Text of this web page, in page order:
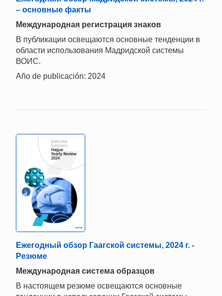
– основные факты
Международная регистрация знаков
В публикации освещаются основные тенденции в
области использования Мадридской системы
ВОИС.
Año de publicación: 2024
Ежегодный обзор Гаагской системы, 2024 г. -
Резюме
Mеждународная система образцов
В настоящем резюме освещаются основные